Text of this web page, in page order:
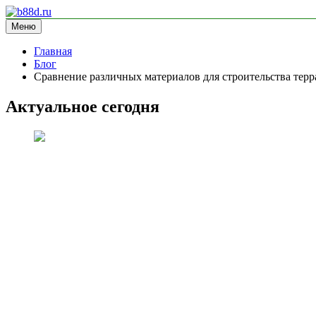
Перейти
к
содержимому
b88d.ru
информационный сайт
Меню
Главная
Блог
Сравнение различных материалов для строительства
Актуальное сегодня